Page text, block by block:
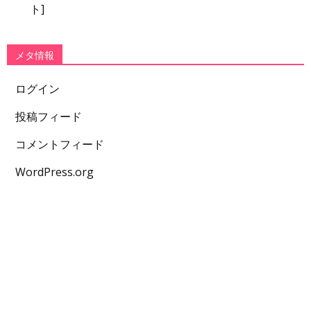
ト]
メタ情報
ログイン
投稿フィード
コメントフィード
WordPress.org